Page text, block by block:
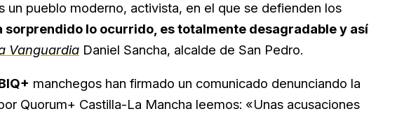
un pueblo moderno, activista, en el que se defienden los
sorprendido lo ocurrido, es totalmente desagradable y así
Vanguardia Daniel Sancha, alcalde de San Pedro.
manchegos han firmado un comunicado denunciando la
Quorum+ Castilla-La Mancha leemos: «Unas acusaciones